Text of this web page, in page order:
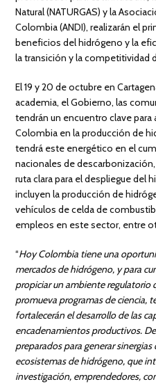
Natural (NATURGAS) y la
Colombia (ANDI), realizarán el
beneficios del hidrógeno y la
la transición y la competitividad
El 19 y 20 de octubre en
academia, el Gobierno, las
tendrán un encuentro clave para
Colombia en la producción de
tendrá este energético en el
nacionales de
ruta clara para el despliegue del
incluyen la producción de
vehículos de celda de
empleos en este sector, entre
“Hoy Colombia tiene una
mercados de hidrógeno, y para
propiciar un ambiente regulatorio
promueva programas de ciencia,
fortalecerán el desarrollo de las
encadenamientos productivos.
preparados para generar
ecosistemas de hidrógeno, que
investigación, emprendedores,